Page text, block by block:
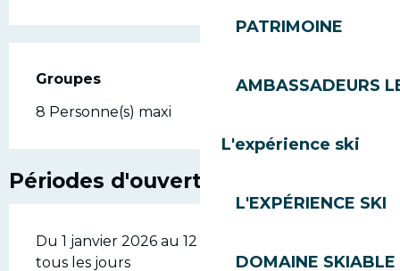
PATRIMOINE
AMBASSADEURS
L'expérience ski
L'EXPÉRIENCE SKI
DOMAINE SKIABLE
Groupes
Groupes
8 Personne(s) maxi
Périodes d'ouverture
Du 1 janvier 2026 au 12 avril 2026 - Ouvert
tous les jours